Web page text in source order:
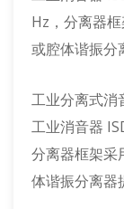
Hz，分离器
或腔体谐振分
工业分离式消
工业消音器
分离器框架采
体谐振分离器